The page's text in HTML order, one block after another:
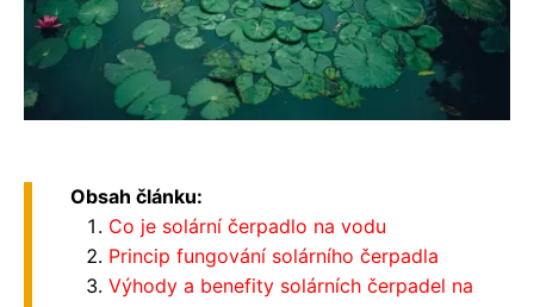
Obsah článku:
Co je solární čerpadlo na vodu
Princip fungování solárního čerpadla
Výhody a benefity solárních čerpadel na